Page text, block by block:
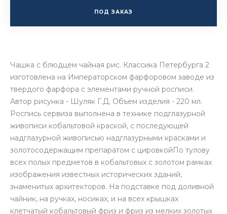
ПОД ЗАКАЗ
Чашка с блюдцем чайная рис. Классика Петербурга 2
изготовлена на Императорском фарфоровом заводе из
твердого фарфора с элементами ручной росписи.
Автор рисунка - Шуляк Г.Д. Объем изделия - 220 мл.
Роспись сервиза выполнена в технике подглазурной
живописи кобальтовой краской, с последующей
надглазурной живописью надглазурными красками и
золотосодержащим препаратом с цировкойПо тулову
всех полых предметов в кобальтовых с золотом рамках
изображения известных исторических зданий,
знаменитых архитекторов. На подставке под доливной
чайник, на ручках, носиках, и на всех крышках
клетчатый кобальтовый фриз и фриз из мелких золотых